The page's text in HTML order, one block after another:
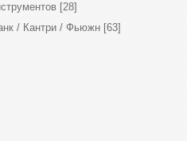
[28]
/ Кантри / Фьюжн [63]